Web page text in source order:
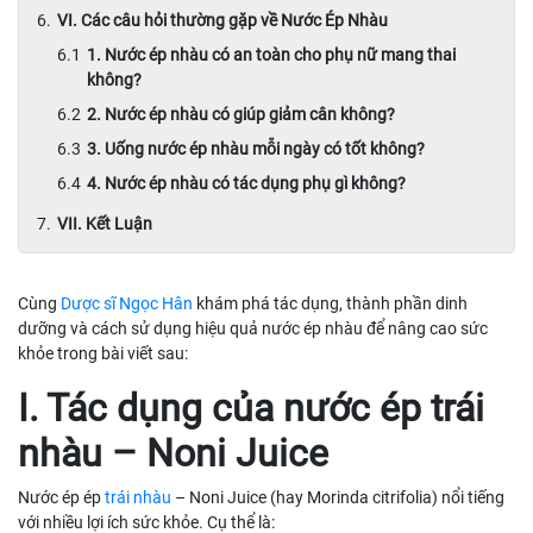
VI. Các câu hỏi thường gặp về Nước Ép Nhàu
1. Nước ép nhàu có an toàn cho phụ nữ mang thai
không?
2. Nước ép nhàu có giúp giảm cân không?
3. Uống nước ép nhàu mỗi ngày có tốt không?
4. Nước ép nhàu có tác dụng phụ gì không?
VII. Kết Luận
Cùng Dược sĩ Ngọc Hân khám phá tác dụng, thành phần dinh
dưỡng và cách sử dụng hiệu quả nước ép nhàu để nâng cao sức
khỏe trong bài viết sau:
I. Tác dụng của nước ép trái
nhàu – Noni Juice
Nước ép éptrái nhàu – Noni Juice (hay Morinda citrifolia) nổi tiếng
với nhiều lợi ích sức khỏe. Cụ thể là: